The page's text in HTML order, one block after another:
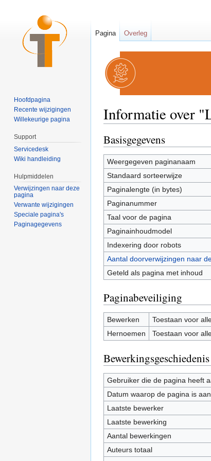
Informatie over
Basisgegevens
Weergegeven paginanaam
Standaard sorteerwijze
Paginalengte (in bytes)
Paginanummer
Taal voor de pagina
Paginainhoudmodel
Indexering door robots
Aantal doorverwijzingen naar
Geteld als pagina met inhoud
Paginabeveiliging
Bewerken
Toestaan voor
Hernoemen
Toestaan voor
Bewerkingsgeschiedenis
Gebruiker die de pagina heeft
Datum waarop de pagina is
Laatste bewerker
Laatste bewerking
Aantal bewerkingen
Auteurs totaal
Pagina Overleg
Hoofdpagina
Recente wijzigingen
Willekeurige pagina
Support
Servicedesk
Wiki handleiding
Hulpmiddelen
Verwijzingen naar deze
pagina
Verwante wijzigingen
Speciale pagina's
Paginagegevens